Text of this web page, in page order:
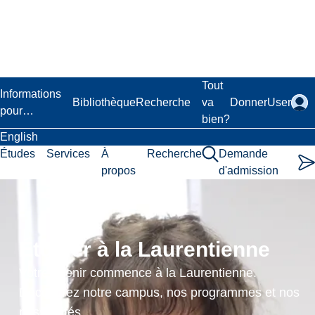
Informations
pour…
BibliothèqueRecherche
Tout
va
bien?
DonnerUser
English
Études
Services
À
propos
Recherche
Demande
d'admission
Étudier à la Laurentienne
Votre avenir commence à la Laurentienne.
Découvrez notre campus, nos programmes et nos
possibilités.
français